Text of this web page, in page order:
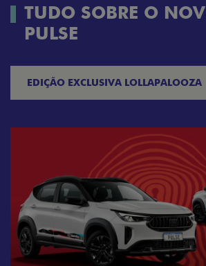
TUDO SOBRE O
PULSE
EDIÇÃO EXCLUSIVA LOLLAPALOOZA